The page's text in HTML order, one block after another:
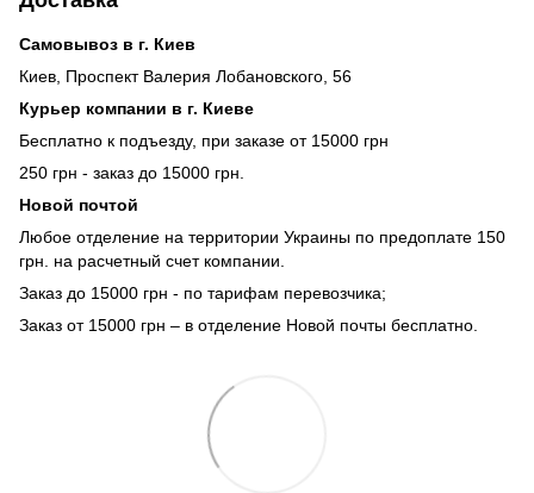
Самовывоз в г. Киев
Киев, Проспект Валерия Лобановского, 56
Курьер компании в г. Киеве
Бесплатно к подъезду, при заказе от 15000 грн
250 грн - заказ до 15000 грн.
Новой почтой
Любое отделение на территории Украины по предоплате 150
грн. на расчетный счет компании.
Заказ до 15000 грн - по тарифам перевозчика;
Заказ от 15000 грн – в отделение Новой почты бесплатно.